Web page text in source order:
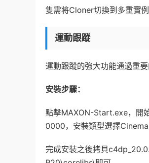
隻需将Cloner切換到多重實
運動跟蹤
運動跟蹤的強大功能通過重
安裝步驟：
點擊MAXON-Start.exe，
0000，安裝類型選擇
完成安裝之後拷貝